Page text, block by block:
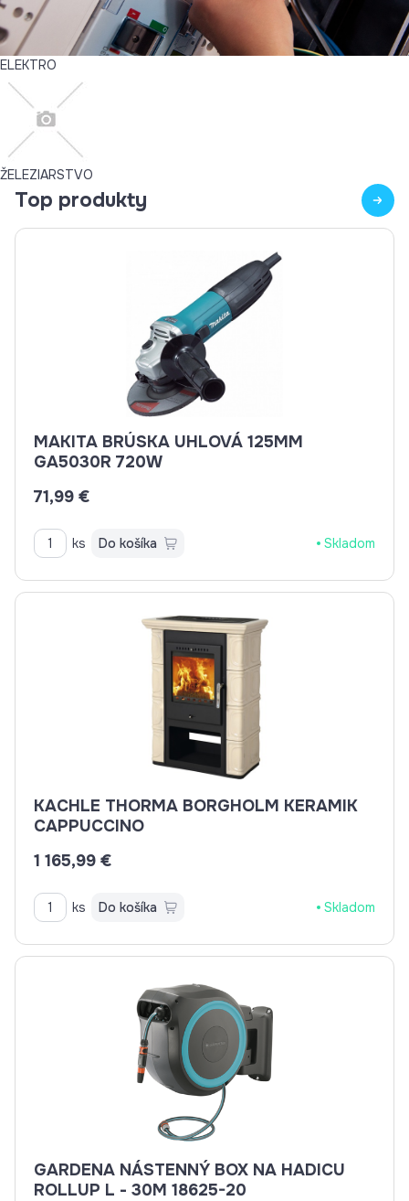
ELEKTRO
ŽELEZIARSTVO
Top produkty
MAKITA BRÚSKA UHLOVÁ 125MM
GA5030R 720W
71,99 €
ks Do košíka Skladom
KACHLE THORMA BORGHOLM KERAMIK
CAPPUCCINO
1 165,99 €
ks Do košíka Skladom
GARDENA NÁSTENNÝ BOX NA HADICU
ROLLUP L - 30M 18625-20